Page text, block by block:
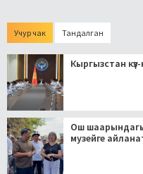
Учур чак Тандалган
Кыргызстан
Ош
музейге